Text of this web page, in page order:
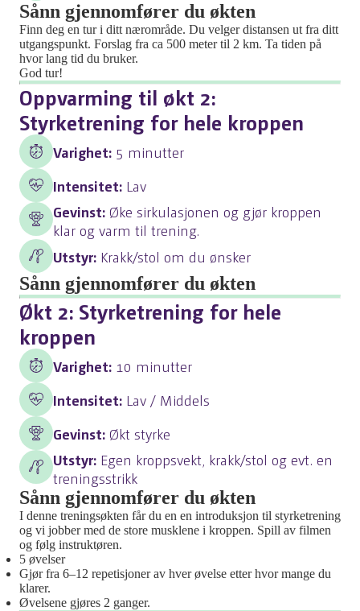
Sånn gjennomfører du økten
Finn deg en tur i ditt nærområde. Du velger distansen ut fra ditt
utgangspunkt. Forslag fra ca 500 meter til 2 km. Ta tiden på
hvor lang tid du bruker.
God tur!
Oppvarming til økt 2:
Styrketrening for hele kroppen
Varighet: 5 minutter
Intensitet: Lav
Gevinst: Øke sirkulasjonen og gjør kroppen
klar og varm til trening.
Utstyr: Krakk/stol om du ønsker
Sånn gjennomfører du økten
Økt 2: Styrketrening for hele
kroppen
Varighet: 10 minutter
Intensitet: Lav / Middels
Gevinst: Økt styrke
Utstyr: Egen kroppsvekt, krakk/stol og evt. en
treningsstrikk
Sånn gjennomfører du økten
I denne treningsøkten får du en en introduksjon til styrketrening
og vi jobber med de store musklene i kroppen. Spill av filmen
og følg instruktøren.
5 øvelser
Gjør fra 6–12 repetisjoner av hver øvelse etter hvor mange du
klarer.
Øvelsene gjøres 2 ganger.